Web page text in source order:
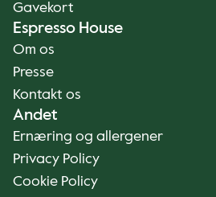
Gavekort
Espresso House
Om os
Presse
Kontakt os
Andet
Ernæring og allergener
Privacy Policy
Cookie Policy